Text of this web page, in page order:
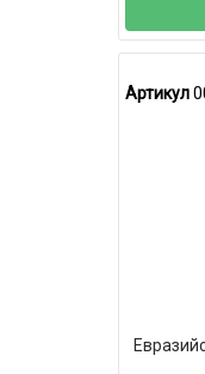
Артикул